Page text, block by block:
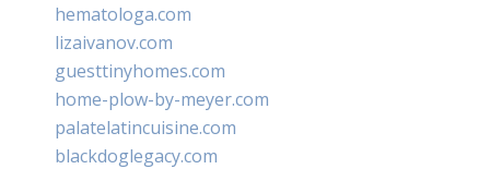
hematologa.com
lizaivanov.com
guesttinyhomes.com
home-plow-by-meyer.com
palatelatincuisine.com
blackdoglegacy.com